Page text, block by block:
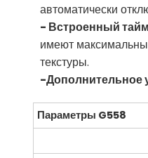
автоматически
- Встроенный
имеют
текстуры.
-Дополнительное
Параметры G558